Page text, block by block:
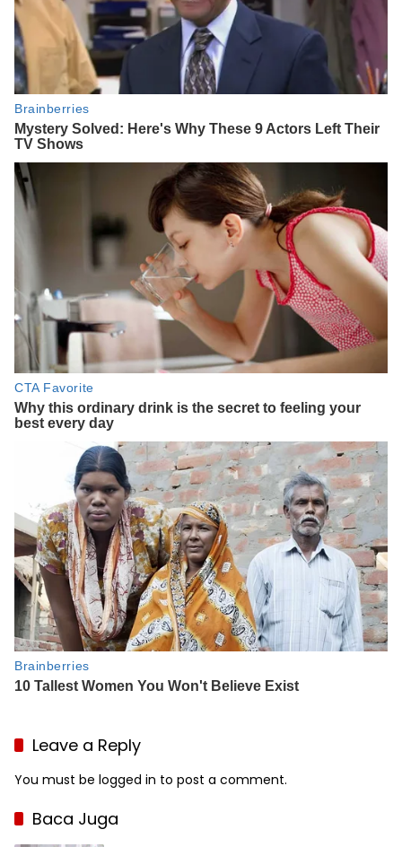
Leave a Reply
You must be logged in to post a comment.
Baca Juga